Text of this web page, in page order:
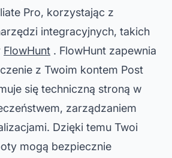
Pro, korzystając z
integracyjnych, takich
FlowHunt . FlowHunt zapewnia
z Twoim kontem Post
się techniczną stroną w
zarządzaniem
Dzięki temu Twoi
mogą bezpiecznie